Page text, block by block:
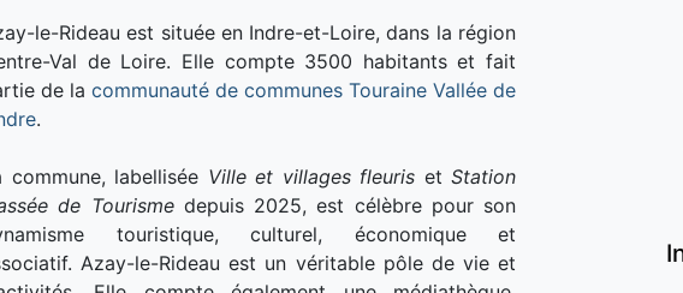
le-Rideau est située en Indre-et-Loire, dans la région
Val de Loire. Elle compte 3500 habitants et fait
de la communauté de communes Touraine Vallée de
.
commune, labellisée Ville et villages fleuris et Station
de Tourismedepuis 2025, est célèbre pour son
touristique, culturel, économique et
Azay-le-Rideau est un véritable pôle de vie et